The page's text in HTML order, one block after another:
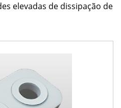
elevadas de dissipação de